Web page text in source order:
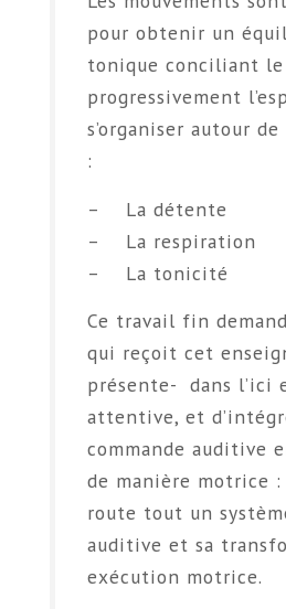
pour obtenir un
tonique conciliant
progressivement
s’organiser autour
:
– La détente
– La respiration
– La tonicité
Ce travail fin
qui reçoit cet
présente- dans l’ici
attentive, et
commande auditive
de manière motrice
route tout un
auditive et sa
exécution motrice.